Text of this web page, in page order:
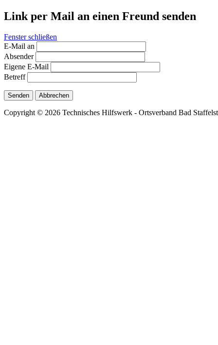
Link per Mail an einen Freund senden
Fenster schließen
E-Mail an
Absender
Eigene E-Mail
Betreff
Senden Abbrechen
Copyright © 2026 Technisches Hilfswerk - Ortsverband Bad